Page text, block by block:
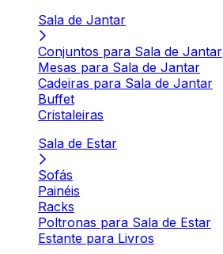
Sala de Jantar
Conjuntos para Sala de Jantar
Mesas para Sala de Jantar
Cadeiras para Sala de Jantar
Buffet
Cristaleiras
Sala de Estar
Sofás
Painéis
Racks
Poltronas para Sala de Estar
Estante para Livros